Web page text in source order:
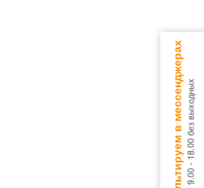
Консультируем в мессенджерах9.00 - 18.00 без выходных